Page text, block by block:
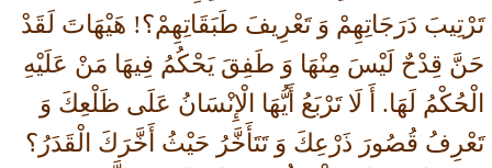
تَرْتِيبَ دَرَجَاتِهِمْ وَ تَعْرِيفَ طَبَقَاتِهِمْ؟! هَيْهَاتَ لَقَدْ
حَنَّ قِدْحٌ لَيْسَ مِنْهَا وَ طَفِقَ يَحْكُمُ فِيهَا مَنْ عَلَيْهِ
الْحُكْمُ لَهَا. أَ لَا تَرْبَعُ أَيُّهَا الْإِنْسَانُ عَلَى ظَلْعِكَ وَ
تَعْرِفُ قُصُورَ ذَرْعِكَ وَ تَتَأَخَّرُ حَيْثُ أَخَّرَكَ الْقَدَرُ؟